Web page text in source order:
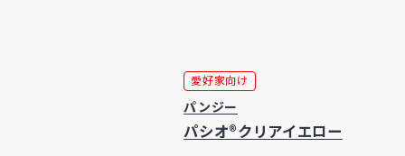
愛好家向け
パンジー
パシオ®クリアイエロー